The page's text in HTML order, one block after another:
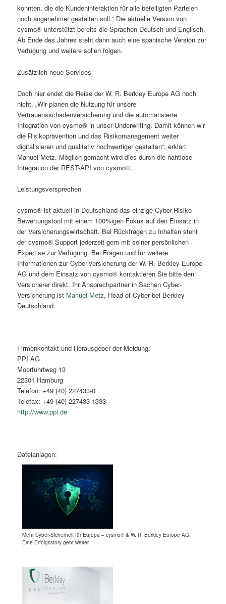
konnten, die die Kundeninteraktion für alle beteiligten Parteien
noch angenehmer gestalten soll.“ Die aktuelle Version von
cysmo® unterstützt bereits die Sprachen Deutsch und Englisch.
Ab Ende des Jahres steht dann auch eine spanische Version zur
Verfügung und weitere sollen folgen.
Zusätzlich neue Services
Doch hier endet die Reise der W. R. Berkley Europe AG noch
nicht. „Wir planen die Nutzung für unsere
Vertrauensschadenversicherung und die automatisierte
Integration von cysmo® in unser Underwriting. Damit können wir
die Risikoprävention und das Risikomanagement weiter
digitalisieren und qualitativ hochwertiger gestalten“, erklärt
Manuel Metz. Möglich gemacht wird dies durch die nahtlose
Integration der REST-API von cysmo®.
Leistungsversprechen
cysmo® ist aktuell in Deutschland das einzige Cyber-Risiko-
Bewertungstool mit einem 100%igen Fokus auf den Einsatz in
der Versicherungswirtschaft. Bei Rückfragen zu Inhalten steht
der cysmo® Support jederzeit gern mit seiner persönlichen
Expertise zur Verfügung. Bei Fragen und für weitere
Informationen zur Cyber-Versicherung der W. R. Berkley Europe
AG und dem Einsatz von cysmo® kontaktieren Sie bitte den
Versicherer direkt. Ihr Ansprechpartner in Sachen Cyber-
Versicherung ist Manuel Metz, Head of Cyber bei Berkley
Deutschland.
Firmenkontakt und Herausgeber der Meldung:
PPI AG
Moorfuhrtweg 13
22301 Hamburg
Telefon: +49 (40) 227433-0
Telefax: +49 (40) 227433-1333
http://www.ppi.de
Dateianlagen:
Mehr Cyber-Sicherheit für Europa – cysmo® & W. R. Berkley Europe AG:
Eine Erfolgsstory geht weiter